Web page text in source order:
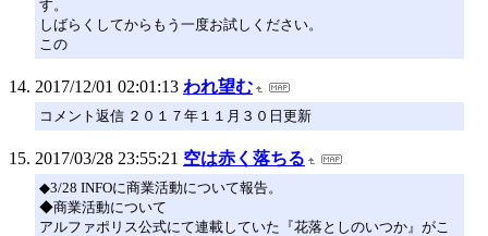
す。
しばらくしてからもう一度お試しください。
この
2017/12/01 02:01:13 われ望む
コメント返信 ２０１７年１１月３０日更新
2017/03/28 23:55:21 空は赤く落ちる
◆3/28 INFOに商業活動について報告。
◆商業活動について
アルファポリス公式にて連載していた『花落としのいつか』がこ